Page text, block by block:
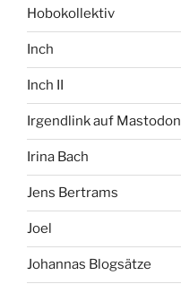
Hobokollektiv
Inch
Inch II
Irgendlink auf Mastodon
Irina Bach
Jens Bertrams
Joel
Johannas Blogsätze